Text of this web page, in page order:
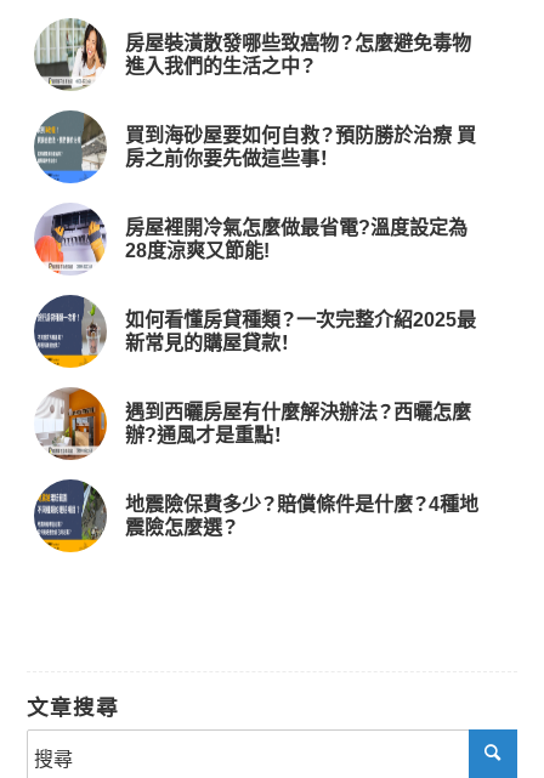
房屋裝潢散發哪些致癌物？怎麼避免毒物
進入我們的生活之中？
買到海砂屋要如何自救？預防勝於治療 買
房之前你要先做這些事！
房屋裡開冷氣怎麼做最省電?溫度設定為
28度涼爽又節能!
如何看懂房貸種類？一次完整介紹2025最
新常見的購屋貸款！
遇到西曬房屋有什麼解決辦法？西曬怎麼
辦?通風才是重點！
地震險保費多少？賠償條件是什麼？4種地
震險怎麼選？
文章搜尋